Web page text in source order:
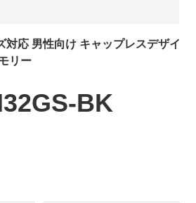
応 男性向け キャップレスデザイ
リー
BK